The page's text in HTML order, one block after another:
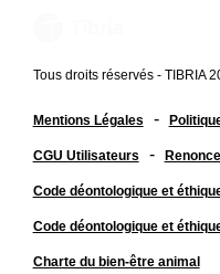
Tous droits réservés - TIBRIA
Mentions Légales -
CGU Utilisateurs -
Code déontologique et
Code déontologique et
Charte du bien-être animal